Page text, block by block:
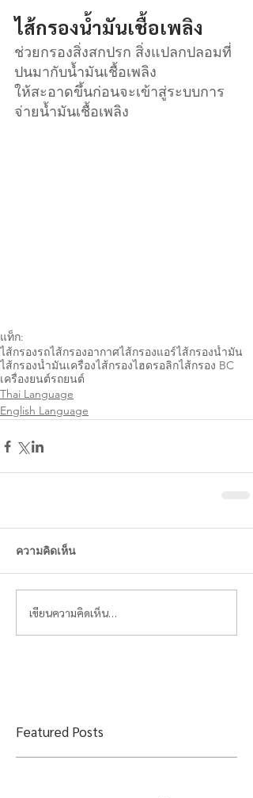
ไส้กรองน้ำมันเชื้อเพลิง
ช่วยกรองสิ่งสกปรก สิ่งแปลกปลอมที่
ปนมากับน้ำมันเชื้อเพลิง
ให้สะอาดขึ้นก่อนจะเข้าสู่ระบบการ
จ่ายน้ำมันเชื้อเพลิง
แท็ก:
ไส้กรองรถไส้กรองอากาศไส้กรองแอร์ไส้กรองน้ำมัน
ไส้กรองน้ำมันเครื่อง่ไส้กรองไฮดรอลิกไส้กรอง BC
เครื่องยนต์รถยนต์
Thai Language
English Language
ความคิดเห็น
เขียนความคิดเห็น…
Featured Posts